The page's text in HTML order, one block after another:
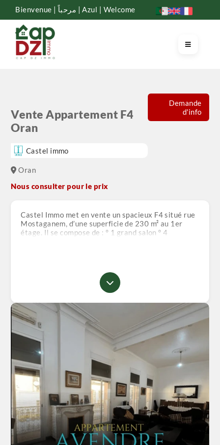
Bienvenue | مرحباً | Azul | Welcome
Vente Appartement F4
Oran
Castel immo
Oran
Nous consulter pour le prix
Demande
d'info
Castel Immo met en vente un spacieux F4 situé rue
Mostaganem, d’une superficie de 230 m² au 1er
étage. Il se compose de : ° 1 grand salon ° 4